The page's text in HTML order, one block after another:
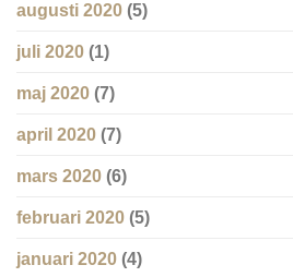
augusti 2020 (5)
juli 2020 (1)
maj 2020 (7)
april 2020 (7)
mars 2020 (6)
februari 2020 (5)
januari 2020 (4)